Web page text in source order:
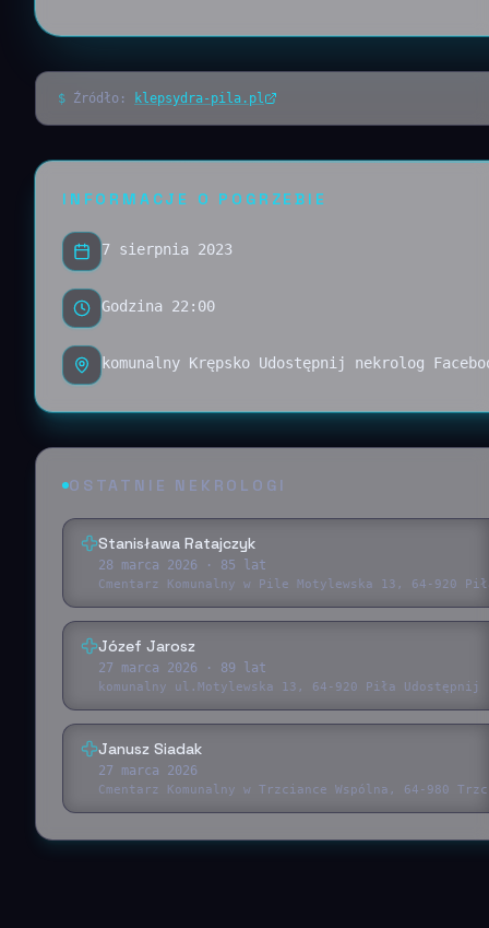
$ Źródło: klepsydra-pila.pl
INFORMACJE O POGRZEBIE
7 sierpnia 2023
Godzina 22:00
komunalny Krępsko Udostępnij nekrolog
OSTATNIE NEKROLOGI
Stanisława Ratajczyk
28 marca 2026 · 85 lat
Cmentarz Komunalny w Pile Motylewska 13, 64-920
Józef Jarosz
27 marca 2026 · 89 lat
komunalny ul.Motylewska 13, 64-920 Piła
Janusz Siadak
27 marca 2026
Cmentarz Komunalny w Trzciance Wspólna, 64-980